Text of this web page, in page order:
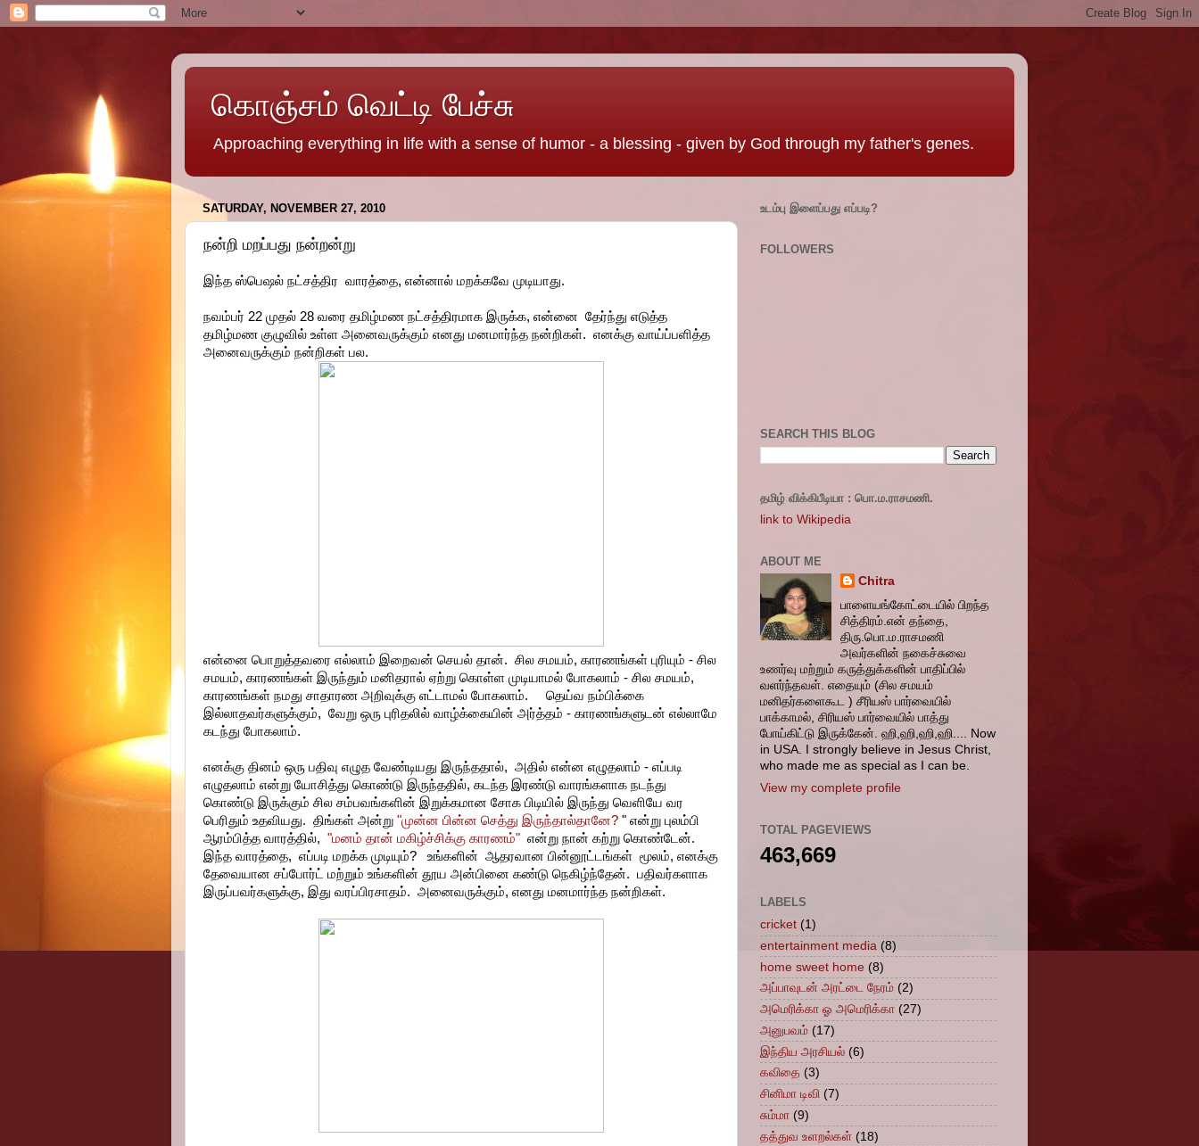
கொஞ்சம் வெட்டி பேச்சு
Approaching everything in life with a sense of humor - a blessing - given by God through my father's genes.
SATURDAY, NOVEMBER 27, 2010
நன்றி மறப்பது நன்றன்று
இந்த ஸ்பெஷல் நட்சத்திர வாரத்தை, என்னால் மறக்கவே முடியாது.
நவம்பர் 22 முதல் 28 வரை தமிழ்மண நட்சத்திரமாக இருக்க, என்னை தேர்ந்து எடுத்த
தமிழ்மண குழுவில் உள்ள அனைவருக்கும் எனது மனமார்ந்த நன்றிகள். எனக்கு வாய்ப்பளித்த
அனைவருக்கும் நன்றிகள் பல.
என்னை பொறுத்தவரை எல்லாம் இறைவன் செயல் தான். சில சமயம், காரணங்கள் புரியும் - சில
சமயம், காரணங்கள் இருந்தும் மனிதரால் ஏற்று கொள்ள முடியாமல் போகலாம் - சில சமயம்,
காரணங்கள் நமது சாதாரண அறிவுக்கு எட்டாமல் போகலாம். தெய்வ நம்பிக்கை
இல்லாதவர்களுக்கும், வேறு ஒரு புரிதலில் வாழ்க்கையின் அர்த்தம் - காரணங்களுடன் எல்லாமே
கடந்து போகலாம்.
எனக்கு தினம் ஒரு பதிவு எழுத வேண்டியது இருந்ததால், அதில் என்ன எழுதலாம் - எப்படி
எழுதலாம் என்று யோசித்து கொண்டு இருந்ததில், கடந்த இரண்டு வாரங்களாக நடந்து
கொண்டு இருக்கும் சில சம்பவங்களின் இறுக்கமான சோக பிடியில் இருந்து வெளியே வர
பெரிதும் உதவியது. திங்கள் அன்று "முன்ன பின்ன செத்து இருந்தால்தானே? " என்று புலம்பி
ஆரம்பித்த வாரத்தில், "மனம் தான் மகிழ்ச்சிக்கு காரணம்" என்று நான் கற்று கொண்டேன்.
இந்த வாரத்தை, எப்படி மறக்க முடியும்? உங்களின் ஆதரவான பின்னூட்டங்கள் மூலம், எனக்கு
தேவையான சப்போர்ட் மற்றும் உங்களின் தூய அன்பினை கண்டு நெகிழ்ந்தேன். பதிவர்களாக
இருப்பவர்களுக்கு, இது வரப்பிரசாதம். அனைவருக்கும், எனது மனமார்ந்த நன்றிகள்.
உடம்பு இளைப்பது எப்படி?
FOLLOWERS
SEARCH THIS BLOG
தமிழ் விக்கிபீடியா : பொ.ம.ராசமணி.
link to Wikipedia
ABOUT ME
Chitra
பாளையங்கோட்டையில் பிறந்த
சித்திரம்.என் தந்தை,
திரு.பொ.ம.ராசமணி
அவர்களின் நகைச்சுவை
உணர்வு மற்றும் கருத்துக்களின் பாதிப்பில்
வளர்ந்தவள். எதையும் (சில சமயம்
மனிதர்களைகூட ) சீரியஸ் பார்வையில்
பாக்காமல், சிரியஸ் பார்வையில் பாத்து
போய்கிட்டு இருக்கேன். ஹி,ஹி,ஹி,ஹி.... Now
in USA. I strongly believe in Jesus Christ,
who made me as special as I can be.
View my complete profile
TOTAL PAGEVIEWS
463,669
LABELS
cricket (1)
entertainment media (8)
home sweet home (8)
அப்பாவுடன் அரட்டை நேரம் (2)
அமெரிக்கா ஓ அமெரிக்கா (27)
அனுபவம் (17)
இந்திய அரசியல் (6)
கவிதை (3)
சினிமா டிவி (7)
சும்மா (9)
தத்துவ உளறல்கள் (18)